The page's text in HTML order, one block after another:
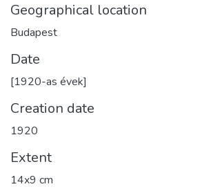
Geographical location
Budapest
Date
[1920-as évek]
Creation date
1920
Extent
14x9 cm